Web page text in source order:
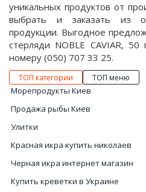
уникальных продуктов от
выбрать и заказать из
продукции. Выгодное
стерляди NOBLE CAVIAR,
номеру (050) 707 33 25.
ТОП категории ТОП меню
Морепродукты Киев
Продажа рыбы Киев
Улитки
Красная икра купить николаев
Черная икра интернет магазин
Купить креветки в Украине